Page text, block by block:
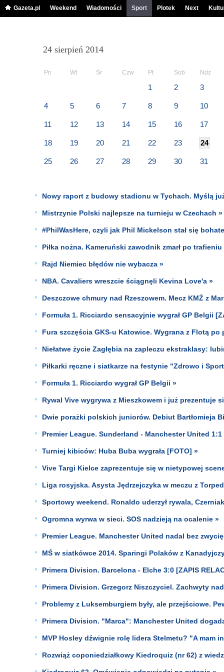
Gazeta.pl Weekend Wiadomości Sport Plotek Next
24 sierpień 2014
Pn Wt Śr Czw Pt Sob Ndz
1 2 3
4 5 6 7 8 9 10
11 12 13 14 15 16 17
18 19 20 21 22 23 24
25 26 27 28 29 30 31
Nowy raport z budowy stadionu w Tychach. Myślą
Mistrzynie Polski najlepsze na turnieju w Czechach »
#PhilWasHere, czyli jak Phil Mickelson stał się
Piłka nożna. Kameruński zawodnik zmarł po
Rajd Niemiec błędów nie wybacza »
NBA. Cavaliers wreszcie ściągnęli Kevina Love'a »
Deszczowe chmury nad Rzeszowem. Mecz KMŻ z
Formuła 1. Ricciardo sensacyjnie wygrał GP Belgii
Fura szczęścia GKS-u Katowice. Wygrana z Flotą po
Niełatwe życie Zagłębia na zapleczu ekstraklasy:
Piłkarki ręczne i siatkarze na festynie "Zdrowo i
Formuła 1. Ricciardo wygrał GP Belgii »
Rywal Vive wygrywa z Mieszkowem i już prezentuje
Dwie porażki polskich juniorów. Debiut Bartłomieja
Premier League. Sunderland - Manchester United 1:1
Turniej kibiców: Huba Buba wygrała [FOTO] »
Vive Targi Kielce zaprezentuje się w nietypowej
Liga rosyjska. Asysta Jędrzejczyka w meczu z
Sportowy weekend. Ronaldo uderzył rywala,
Ogromna wyrwa w sieci. SOS nadzieją na ocalenie »
Premier League. Manchester United nadal bez
MŚ w siatkówce 2014. Sparingi Polaków z
Primera Division. Barcelona - Elche 3:0 [ZAPIS
Primera Division. Grzegorz Niszczyciel. Zachwyty
Problemy z Luksemburgiem były, ale przejściowe.
Primera Division. "Marca": Manchester United
MVP Hosley dźwignie rolę lidera Stelmetu? "A mam
Rozwiąż coponiedziałkowy Kiedroquiz (nr 62) z